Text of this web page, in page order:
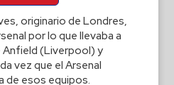
originario de Londres,
por lo que llevaba a
Anfield (Liverpool) y
vez que el Arsenal
de esos equipos.